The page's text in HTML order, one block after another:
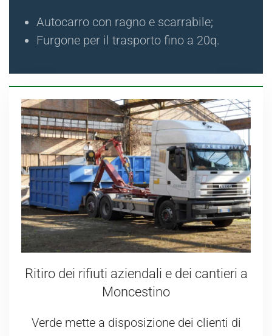
Autocarro con ragno e scarrabile;
Furgone per il trasporto fino a 20q.
Ritiro dei rifiuti aziendali e dei cantieri a
Moncestino
Verde mette a disposizione dei clienti di